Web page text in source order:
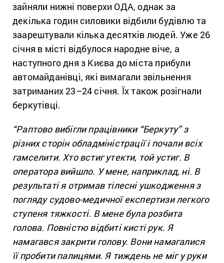
зайняли нижні поверхи ОДА, однак за
декілька годин силовики відбили будівлю та
заарештували кілька десятків людей. Уже 26
січня в місті відбулося народне віче, а
наступного дня з Києва до міста прибули
автомайданівці, які вимагали звільнення
затриманих 23–24 січня. Їх також розігнали
беркутівці.
“Раптово вибігли працівники “Беркуту” з
різних сторін обладміністрації і почали всіх
гамселити. Хто встиг утекти, той устиг. В
оператора вийшло. У мене, наприклад, ні. В
результаті я отримав тілесні ушкодження з
погляду судово-медичної експертизи легкого
ступеня тяжкості. В мене була розбита
голова. Повністю відбиті кисті рук. Я
намагався закрити голову. Вони намагалися
її пробити палицями. Я тиждень не міг у руки